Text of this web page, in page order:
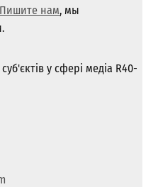
Пишите нам, мы
у сфері медіа R40-